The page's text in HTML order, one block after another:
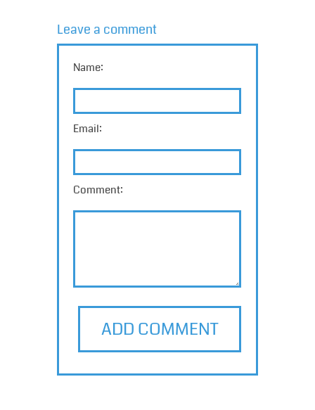
Leave a comment
Name:
Email:
Comment:
ADD COMMENT